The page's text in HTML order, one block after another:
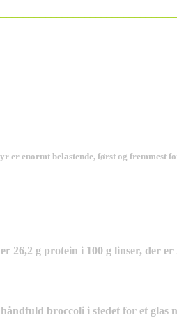
enormt belastende, først og fremmest
26,2 g protein i 100 g linser, der
broccoli i stedet for et glas